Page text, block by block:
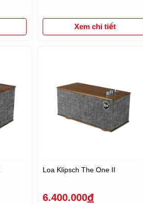
Xem chi tiết
Loa Klipsch The One II
6.400.000đ